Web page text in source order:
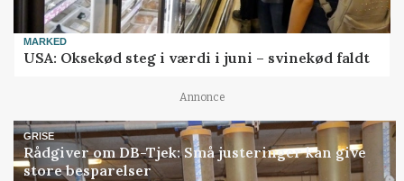
MARKED
USA: Oksekød steg i værdi i juni – svinekød faldt
Annonce
GRISE
Rådgiver om DB-Tjek: Små justeringer kan give
store besparelser